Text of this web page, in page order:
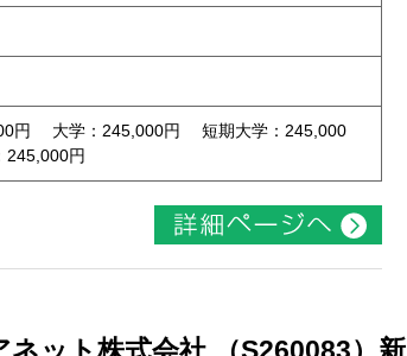
円 大学：245,000円 短期大学：245,000
円